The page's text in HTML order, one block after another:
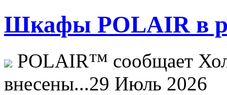
Шкафы POLAIR в
POLAIR™ сообщает
внесены...29 Июль 2026